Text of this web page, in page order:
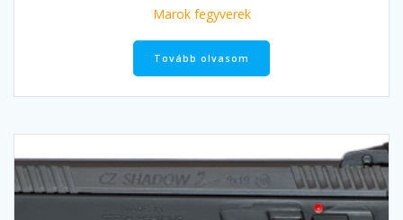
Marok fegyverek
Tovább olvasom